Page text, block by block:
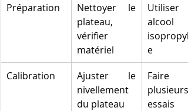
Préparation
Nettoyer le
plateau,
vérifier
matériel
Utiliser
alcool
e
Calibration
Ajuster le
nivellement
du plateau
Faire
plusieurs
essais